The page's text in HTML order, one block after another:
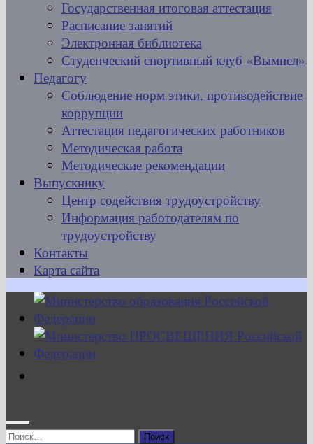
Государственная итоговая аттестация
Расписание занятий
Электронная библиотека
Студенческий спортивный клуб «Вымпел»
Педагогу
Соблюдение норм этики, противодействие
коррупции
Аттестация педагогических работников
Методическая работа
Методические рекомендации
Выпускнику
Центр содействия трудоустройству
Информация работодателям по
трудоустройству
Контакты
Карта сайта
Найти: